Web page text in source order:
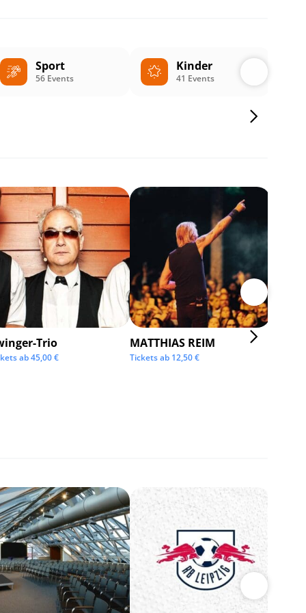
Sport
56 Events
Kinder
41 Events
Trio
ab45,00€
MATTHIAS REIM
Tickets ab 12,50€